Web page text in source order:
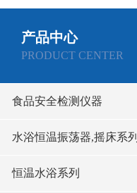
产品中心
PRODUCT CENTER
食品安全检测仪器
水浴恒温振荡器,摇床系列
恒温水浴系列